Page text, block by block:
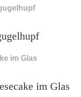
im Glas